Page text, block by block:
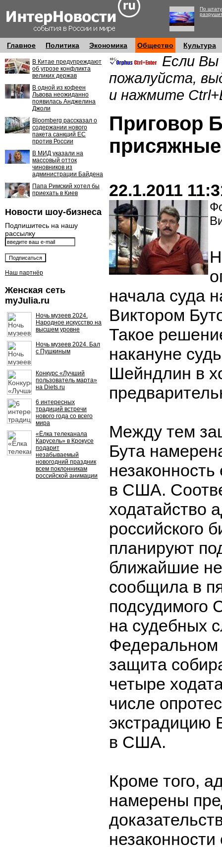
По
Главное Политика Экономика Общество Культура
В Китае предупреждают
об угрозе конфликта
великих держав
В одной из кофеен
Львова неожиданно
появилась Анджелина
Джоли
Bloomberg рассказал о
содержании нового
пакета санкций ЕС
против России
В МИД указали на
массовый отток
чиновников из
администрации Байдена
Папа Римский хотел бы
приехать в Киев
Новости шоу-бизнеса
Подпишитесь на нашу
рассылку
Наш партнёр
Женская сеть
myJulia.ru
Ночь музеев 2024.
Народное искусство на
высшем уровне
Ночь музеев 2024. Бал
с Пушкиным
Конкурс «Лучший
пользователь марта»
на Diets.ru
6 интересных
традиций встречи
нового года со всего
мира
«Ёлка телеканала
Карусель» в Крокусе
подарит
незабываемый
новогодний праздник
всем поклонникам
российской анимации
Если Вы
пожалуйста,
и нажмите
Приговор
присяжные
22.1.2011
начала суда
Виктором
Такое
накануне
Шейндлин в
Между тем
Бута
незаконность
в США.
ходатайство
российского
планируют
ближайшие
сообщила в
на судебных
защита
четыре
числе
экстрадицию
в США.
Кроме того,
намерены
незаконности